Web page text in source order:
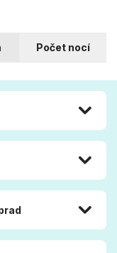
Počet nocí